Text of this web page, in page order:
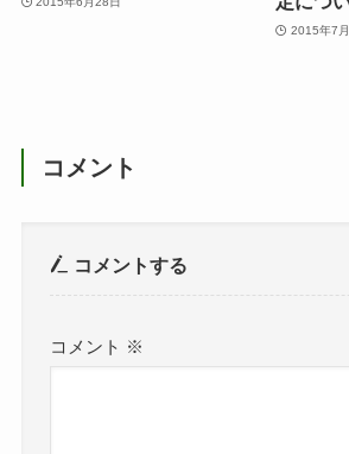
2015年7
コメント
コメントする
コメント ※